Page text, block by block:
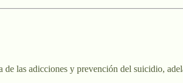
las adicciones y prevención del suicidio,